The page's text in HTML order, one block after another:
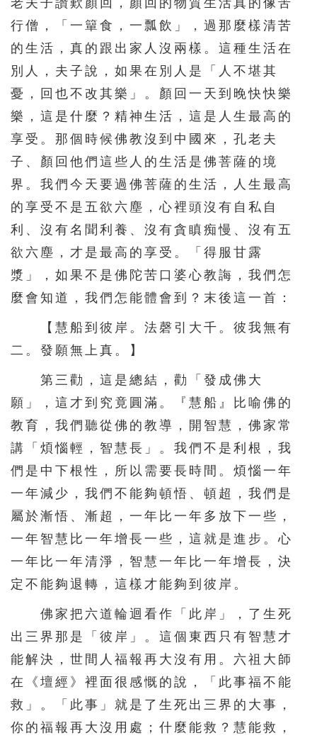
行僧，「一簞食，一瓢飲」，過那麼樣清苦
的生活，真的跟出家人沒兩樣。這種生活在
別人，夫子說，如果在別人是「人不堪其
憂，回也不改其樂」。顏回一天到晚快快樂
樂，這是什麼？精神生活，這是人生最高的
享受。那個時候佛教沒到中國來，孔老夫
子、顏回他們這些人的生活是佛菩薩的境
界。我們今天要過佛菩薩的生活，人生最高
的享受不是五欲六塵，心裡頭沒有自私自
利、沒有名聞利養、沒有貪瞋痴慢、沒有五
欲六塵，才是最高的享受。「得服甘露
漿」，如果不是佛陀苦口婆心教誨，我們怎
麼會知道，我們怎能體會到？末後這一首：
【慧船到彼岸。法磬引大千。彼我無有
二。發願無上真。】
第三勸，這是總結，勸「發成佛大
願」，這才到究竟圓滿。『慧船』比喻佛的
教育，我們聽從佛的教導，開智慧，佛家常
講「煩惱輕，智慧長」。我們不是利根，我
們是中下根性，所以需要長時間。煩惱一年
一年減少，我們不能夠頓悟、頓超，我們是
屬於漸悟、漸超，一年比一年多放下一些，
一年智慧比一年增長一些，這就是進步。心
一年比一年清淨，智慧一年比一年增長，決
定不能夠退轉，這樣才能夠到彼岸。
佛家把六道輪迴看作「此岸」，了生死
出三界那是「彼岸」。這個東西只有智慧才
能解決，世間人福報再大沒有用。六祖大師
在《壇經》裡面很感慨的說，「此事福不能
救」。「此事」就是了生死出三界的大事，
你的福報再大沒用處；什麼能救？慧能救，